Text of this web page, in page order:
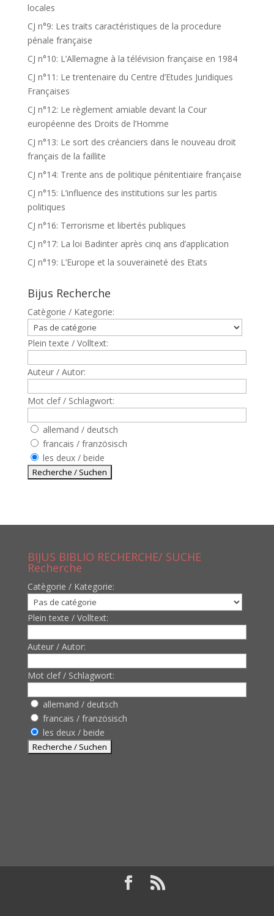
locales
CJ n°9: Les traits caractéristiques de la procedure
pénale française
CJ n°10: L’Allemagne à la télévision française en 1984
CJ n°11: Le trentenaire du Centre d’Etudes Juridiques
Françaises
CJ n°12: Le règlement amiable devant la Cour
européenne des Droits de l’Homme
CJ n°13: Le sort des créanciers dans le nouveau droit
français de la faillite
CJ n°14: Trente ans de politique pénitentiaire française
CJ n°15: L’influence des institutions sur les partis
politiques
CJ n°16: Terrorisme et libertés publiques
CJ n°17: La loi Badinter après cinq ans d’application
CJ n°19: L’Europe et la souveraineté des Etats
Bijus Recherche
Catègorie / Kategorie:
Plein texte / Volltext:
Auteur / Autor:
Mot clef / Schlagwort:
allemand / deutsch
francais / französisch
les deux / beide
BIJUS BIBLIO RECHERCHE/ SUCHE
Recherche
Catègorie / Kategorie:
Plein texte / Volltext:
Auteur / Autor:
Mot clef / Schlagwort:
allemand / deutsch
francais / französisch
les deux / beide